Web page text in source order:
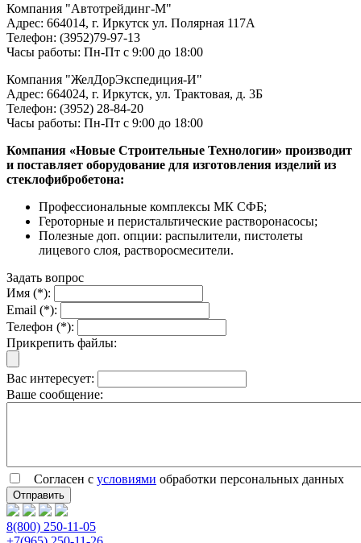
Компания "Автотрейдинг-М"
Адрес: 664014, г. Иркутск ул. Полярная 117А
Телефон: (3952)79-97-13
Часы работы: Пн-Пт с 9:00 до 18:00
Компания "ЖелДорЭкспедиция-И"
Адрес: 664024, г. Иркутск, ул. Трактовая, д. 3Б
Телефон: (3952) 28-84-20
Часы работы: Пн-Пт с 9:00 до 18:00
Компания «Новые Строительные Технологии» производит
и поставляет оборудование для изготовления изделий из
стеклофибробетона:
Профессиональные комплексы МК СФБ;
Героторные и перистальтические растворонасосы;
Полезные доп. опции: распылители, пистолеты
лицевого слоя, растворосмесители.
Задать вопрос
Имя (*):
Email (*):
Телефон (*):
Прикрепить файлы:
Вас интересует:
Ваше сообщение:
Согласен с условиями обработки персональных данных
8(800) 250-11-05